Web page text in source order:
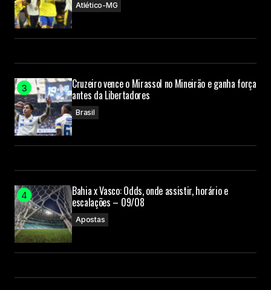
Atlético-MG
Cruzeiro vence o Mirassol no Mineirão e ganha força
antes da Libertadores
Brasil
Bahia x Vasco: Odds, onde assistir, horário e
escalações – 09/08
Apostas